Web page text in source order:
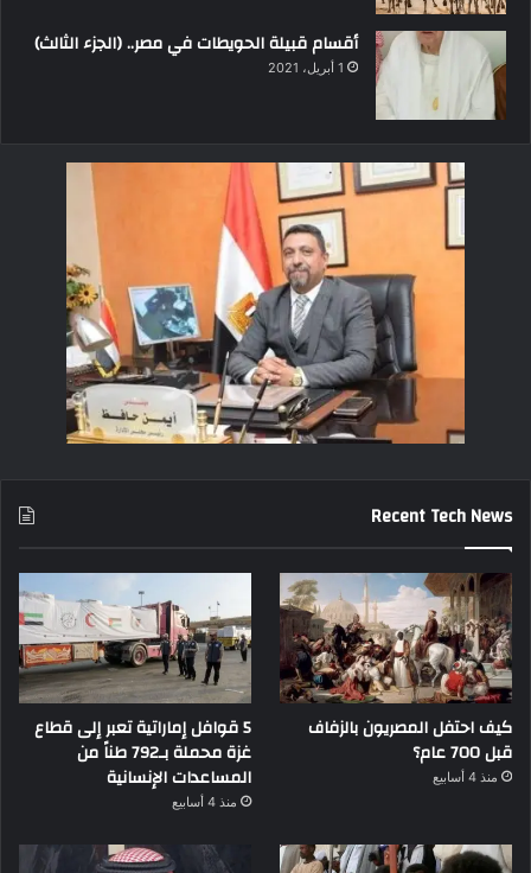
أقسام قبيلة الحويطات في مصر.. (الجزء الثالث)
1 أبريل، 2021
Recent Tech News
كيف احتفل المصريون بالزفاف
قبل 700 عام؟
منذ 4 أسابيع
5 قوافل إماراتية تعبر إلى قطاع
غزة محملة بـ792 طناً من
المساعدات الإنسانية
منذ 4 أسابيع